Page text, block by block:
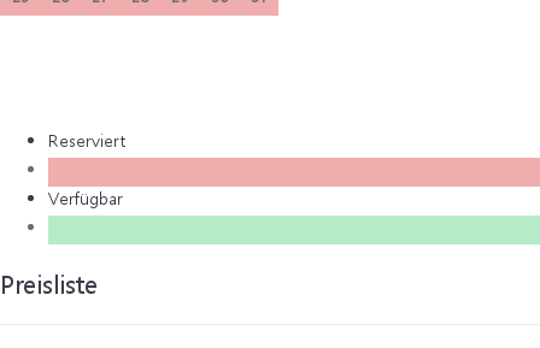
Reserviert
Verfügbar
Preisliste